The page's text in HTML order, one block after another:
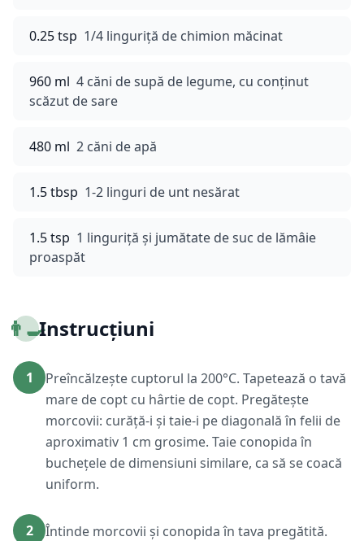
0.25 tsp 1/4 linguriță de chimion măcinat
960 ml 4 căni de supă de legume, cu conținut
scăzut de sare
480 ml 2 căni de apă
1.5 tbsp 1-2 linguri de unt nesărat
1.5 tsp 1 linguriță și jumătate de suc de lămâie
proaspăt
👨‍🍳Instrucțiuni
1
Preîncălzește cuptorul la 200°C. Tapetează o tavă
mare de copt cu hârtie de copt. Pregătește
morcovii: curăță-i și taie-i pe diagonală în felii de
aproximativ 1 cm grosime. Taie conopida în
buchețele de dimensiuni similare, ca să se coacă
uniform.
2
Întinde morcovii și conopida în tava pregătită.